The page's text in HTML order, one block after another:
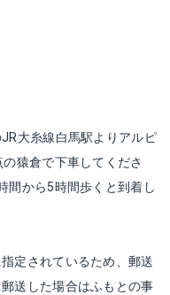
大糸線白馬駅よりアルピ
猿倉で下車してくださ
間から5時間歩くと到着し
定されているため、郵送
送した場合はふもとの事